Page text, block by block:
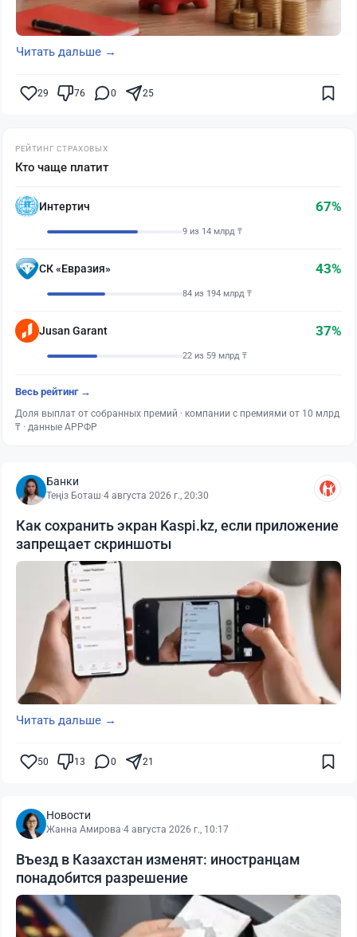
Читать дальше →
29 76 0 25
РЕЙТИНГ СТРАХОВЫХ
Кто чаще платит
Интертич 67%
9 из 14 млрд ₸
СК «Евразия» 43%
84 из 194 млрд ₸
Jusan Garant 37%
22 из 59 млрд ₸
Весь рейтинг →
Доля выплат от собранных премий · компании с премиями от 10 млрд
₸ · данные АРРФР
Банки
Теңіз Боташ·4 августа 2026 г., 20:30
Как сохранить экран Kaspi.kz, если приложение
запрещает скриншоты
Читать дальше →
50 13 0 21
Новости
Жанна Амирова·4 августа 2026 г., 10:17
Въезд в Казахстан изменят: иностранцам
понадобится разрешение